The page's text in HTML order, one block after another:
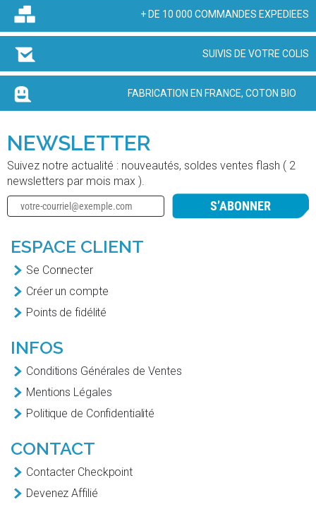
+ DE 10 000 COMMANDES EXPEDIEES
SUIVIS DE VOTRE COLIS
FABRICATION EN FRANCE, COTON BIO
NEWSLETTER
Suivez notre actualité : nouveautés, soldes ventes flash ( 2
newsletters par mois max ).
S’ABONNER
ESPACE CLIENT
Se Connecter
Créer un compte
Points de fidélité
INFOS
Conditions Générales de Ventes
Mentions Légales
Politique de Confidentialité
CONTACT
Contacter Checkpoint
Devenez Affilié